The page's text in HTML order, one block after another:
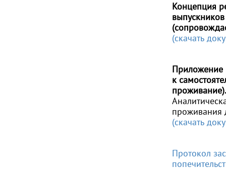
Концепция
(скачать
Приложение
к
проживание).
проживания
(скачать
Протокол